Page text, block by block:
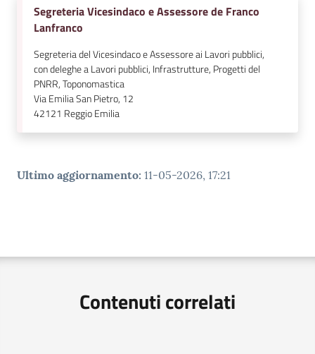
Segreteria Vicesindaco e Assessore de Franco
Lanfranco
Segreteria del Vicesindaco e Assessore ai Lavori pubblici,
con deleghe a Lavori pubblici, Infrastrutture, Progetti del
PNRR, Toponomastica
Via Emilia San Pietro, 12
42121 Reggio Emilia
Ultimo aggiornamento: 11-05-2026, 17:21
Contenuti correlati